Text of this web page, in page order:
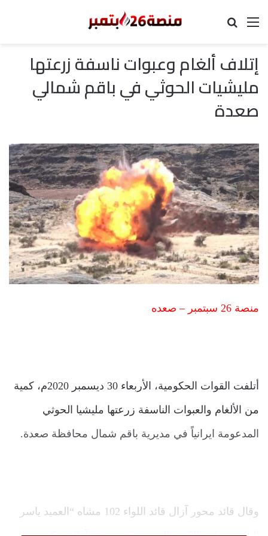
القائمة
إتلاف ألغام وعبوات ناسفة زرعتها
مليشيات الحوثي في باقم شمالي
صعدة
منصة 26 سبتمبر – صعده
أتلفت القوات الحكومية، الأربعاء 30 ديسمبر 2020م، كمية
من الألغام والعبوات الناسفة زرعتها مليشيا الحوثي
المدعومة ايرانياً في مديرية باقم شمال محافظة صعدة.
وقال قائد محور آزال قائد اللواء 102 مشاه “العميد ياسر